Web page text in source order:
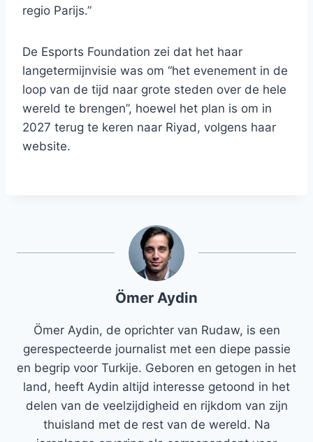
regio Parijs.”
De Esports Foundation zei dat het haar
langetermijnvisie was om “het evenement in de
loop van de tijd naar grote steden over de hele
wereld te brengen”, hoewel het plan is om in
2027 terug te keren naar Riyad, volgens haar
website.
Ömer Aydin
Ömer Aydin, de oprichter van Rudaw, is een
gerespecteerde journalist met een diepe passie
en begrip voor Turkije. Geboren en getogen in het
land, heeft Aydin altijd interesse getoond in het
delen van de veelzijdigheid en rijkdom van zijn
thuisland met de rest van de wereld. Na